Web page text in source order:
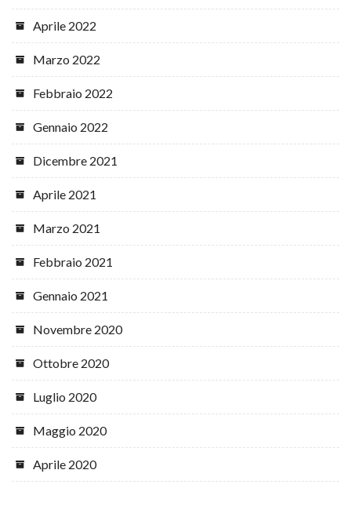
Aprile 2022
Marzo 2022
Febbraio 2022
Gennaio 2022
Dicembre 2021
Aprile 2021
Marzo 2021
Febbraio 2021
Gennaio 2021
Novembre 2020
Ottobre 2020
Luglio 2020
Maggio 2020
Aprile 2020